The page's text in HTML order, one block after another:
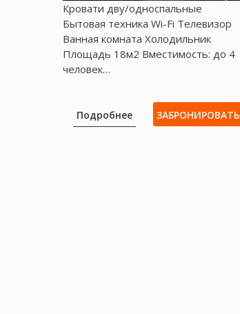
Кровати дву/односпальные
Бытовая техника Wі-Fі Телевизор
Ванная комната Холодильник
Площадь 18м2 Вместимость: до 4
человек…
Подробнее ЗАБРОНИРОВАТЬ